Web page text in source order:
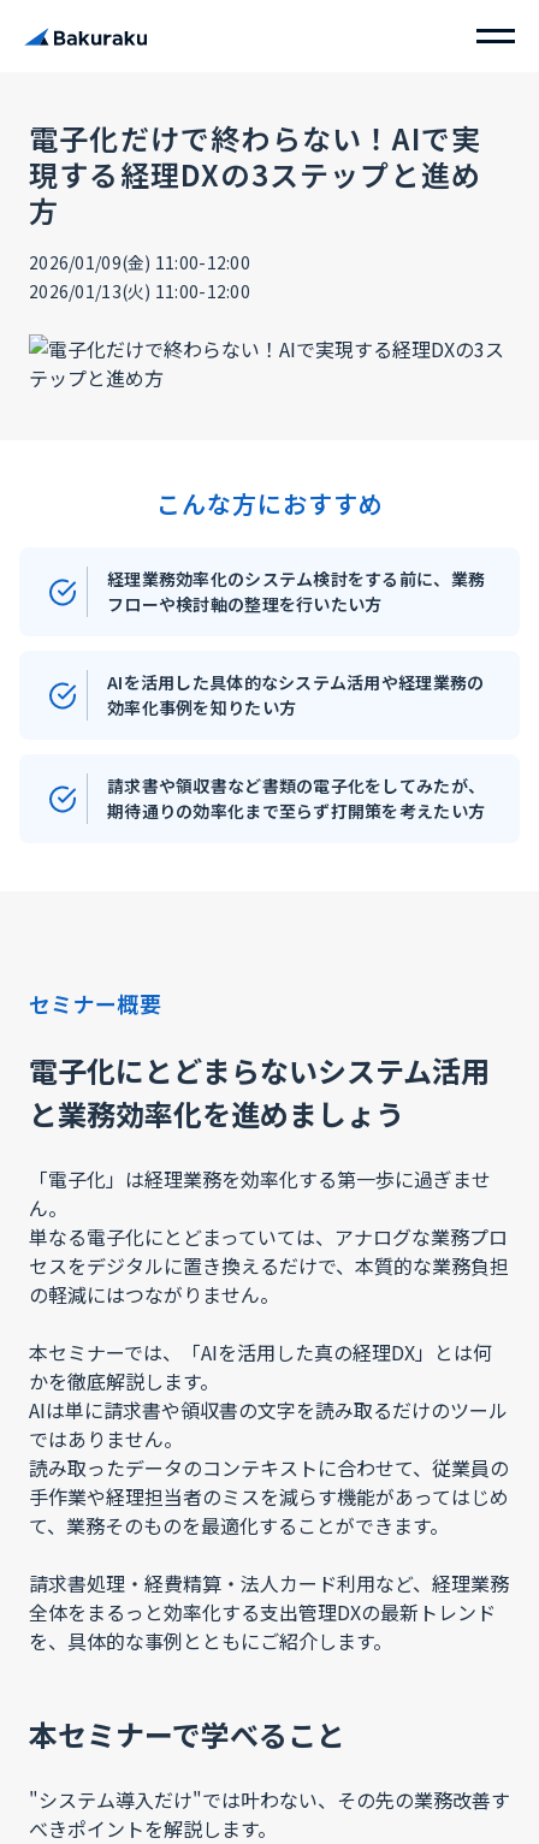
電子化だけで終わらない！AIで実
現する経理DXの3ステップと進め
方
2026/01/09(金) 11:00-12:00
2026/01/13(火) 11:00-12:00
こんな方におすすめ
経理業務効率化のシステム検討をする前に、業務
フローや検討軸の整理を行いたい方
AIを活用した具体的なシステム活用や経理業務の
効率化事例を知りたい方
請求書や領収書など書類の電子化をしてみたが、
期待通りの効率化まで至らず打開策を考えたい方
セミナー概要
電子化にとどまらないシステム活用
と業務効率化を進めましょう
「電子化」は経理業務を効率化する第一歩に過ぎませ
ん。
単なる電子化にとどまっていては、アナログな業務プロ
セスをデジタルに置き換えるだけで、本質的な業務負担
の軽減にはつながりません。
本セミナーでは、「AIを活用した真の経理DX」とは何
かを徹底解説します。
AIは単に請求書や領収書の文字を読み取るだけのツール
ではありません。
読み取ったデータのコンテキストに合わせて、従業員の
手作業や経理担当者のミスを減らす機能があってはじめ
て、業務そのものを最適化することができます。
請求書処理・経費精算・法人カード利用など、経理業務
全体をまるっと効率化する支出管理DXの最新トレンド
を、具体的な事例とともにご紹介します。
本セミナーで学べること
"システム導入だけ"では叶わない、その先の業務改善す
べきポイントを解説します。